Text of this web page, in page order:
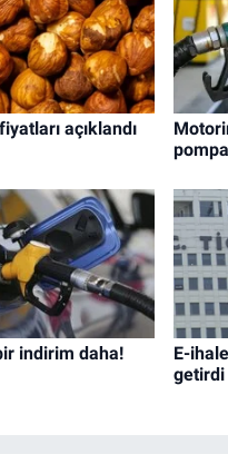
açıklandı
indirim daha!
E-
getirdi